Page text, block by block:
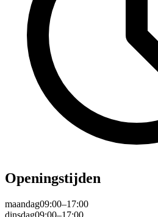
Openingstijden
maandag09:00–17:00